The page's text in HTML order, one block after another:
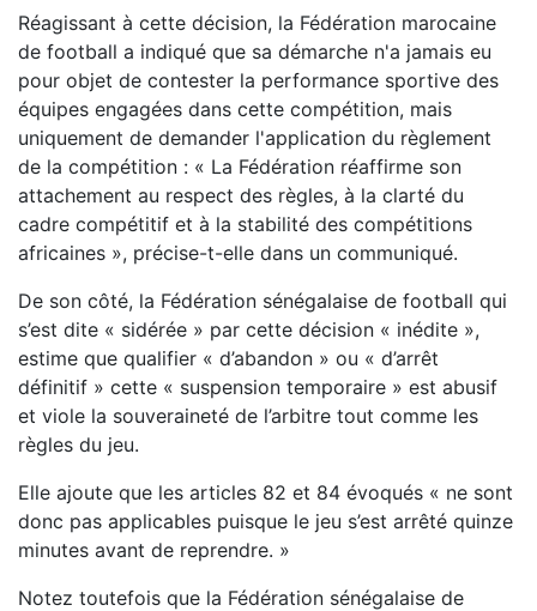
Réagissant à cette décision, la Fédération marocaine
de football a indiqué que sa démarche n'a jamais eu
pour objet de contester la performance sportive des
équipes engagées dans cette compétition, mais
uniquement de demander l'application du règlement
de la compétition : « La Fédération réaffirme son
attachement au respect des règles, à la clarté du
cadre compétitif et à la stabilité des compétitions
africaines », précise-t-elle dans un communiqué.
De son côté, la Fédération sénégalaise de football qui
s’est dite « sidérée » par cette décision « inédite »,
estime que qualifier « d’abandon » ou « d’arrêt
définitif » cette « suspension temporaire » est abusif
et viole la souveraineté de l’arbitre tout comme les
règles du jeu.
Elle ajoute que les articles 82 et 84 évoqués « ne sont
donc pas applicables puisque le jeu s’est arrêté quinze
minutes avant de reprendre. »
Notez toutefois que la Fédération sénégalaise de